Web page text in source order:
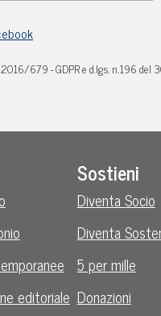
679 - GDPR e d.lgs. n.196
editoriale
Sostieni
Diventa Socio
Diventa
5 per mille
Donazioni